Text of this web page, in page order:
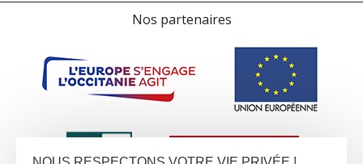
Nos partenaires